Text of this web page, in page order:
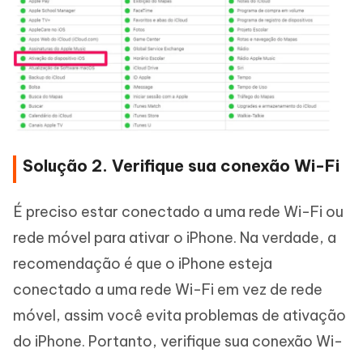
Solução 2. Verifique sua conexão Wi-Fi
É preciso estar conectado a uma rede Wi-Fi ou
rede móvel para ativar o iPhone. Na verdade, a
recomendação é que o iPhone esteja
conectado a uma rede Wi-Fi em vez de rede
móvel, assim você evita problemas de ativação
do iPhone. Portanto, verifique sua conexão Wi-